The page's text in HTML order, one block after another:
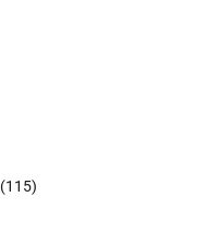
(115)